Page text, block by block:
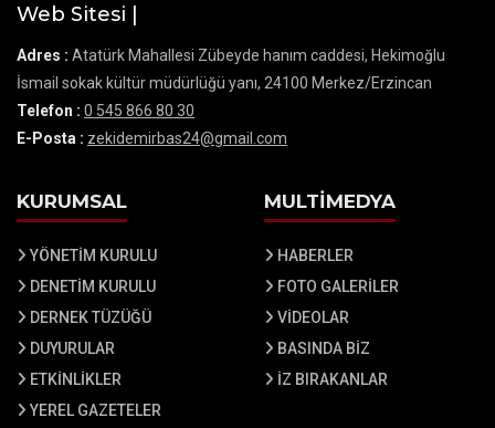
Web Sitesi |
Adres : Atatürk Mahallesi Zübeyde hanım caddesi, Hekimoğlu
İsmail sokak kültür müdürlüğü yanı, 24100 Merkez/Erzincan
Telefon : 0 545 866 80 30
E-Posta : zekidemirbas24@gmail.com
KURUMSAL
YÖNETİM KURULU
DENETİM KURULU
DERNEK TÜZÜĞÜ
DUYURULAR
ETKİNLİKLER
YEREL GAZETELER
MULTİMEDYA
HABERLER
FOTO GALERİLER
VİDEOLAR
BASINDA BİZ
İZ BIRAKANLAR